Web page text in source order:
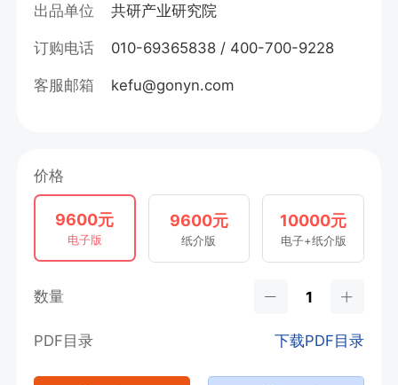
出品单位 共研产业研究院
订购电话 010-69365838 / 400-700-9228
客服邮箱 kefu@gonyn.com
价格
9600元
电子版
9600元
纸介版
10000元
电子+纸介版
数量
PDF目录 下载PDF目录